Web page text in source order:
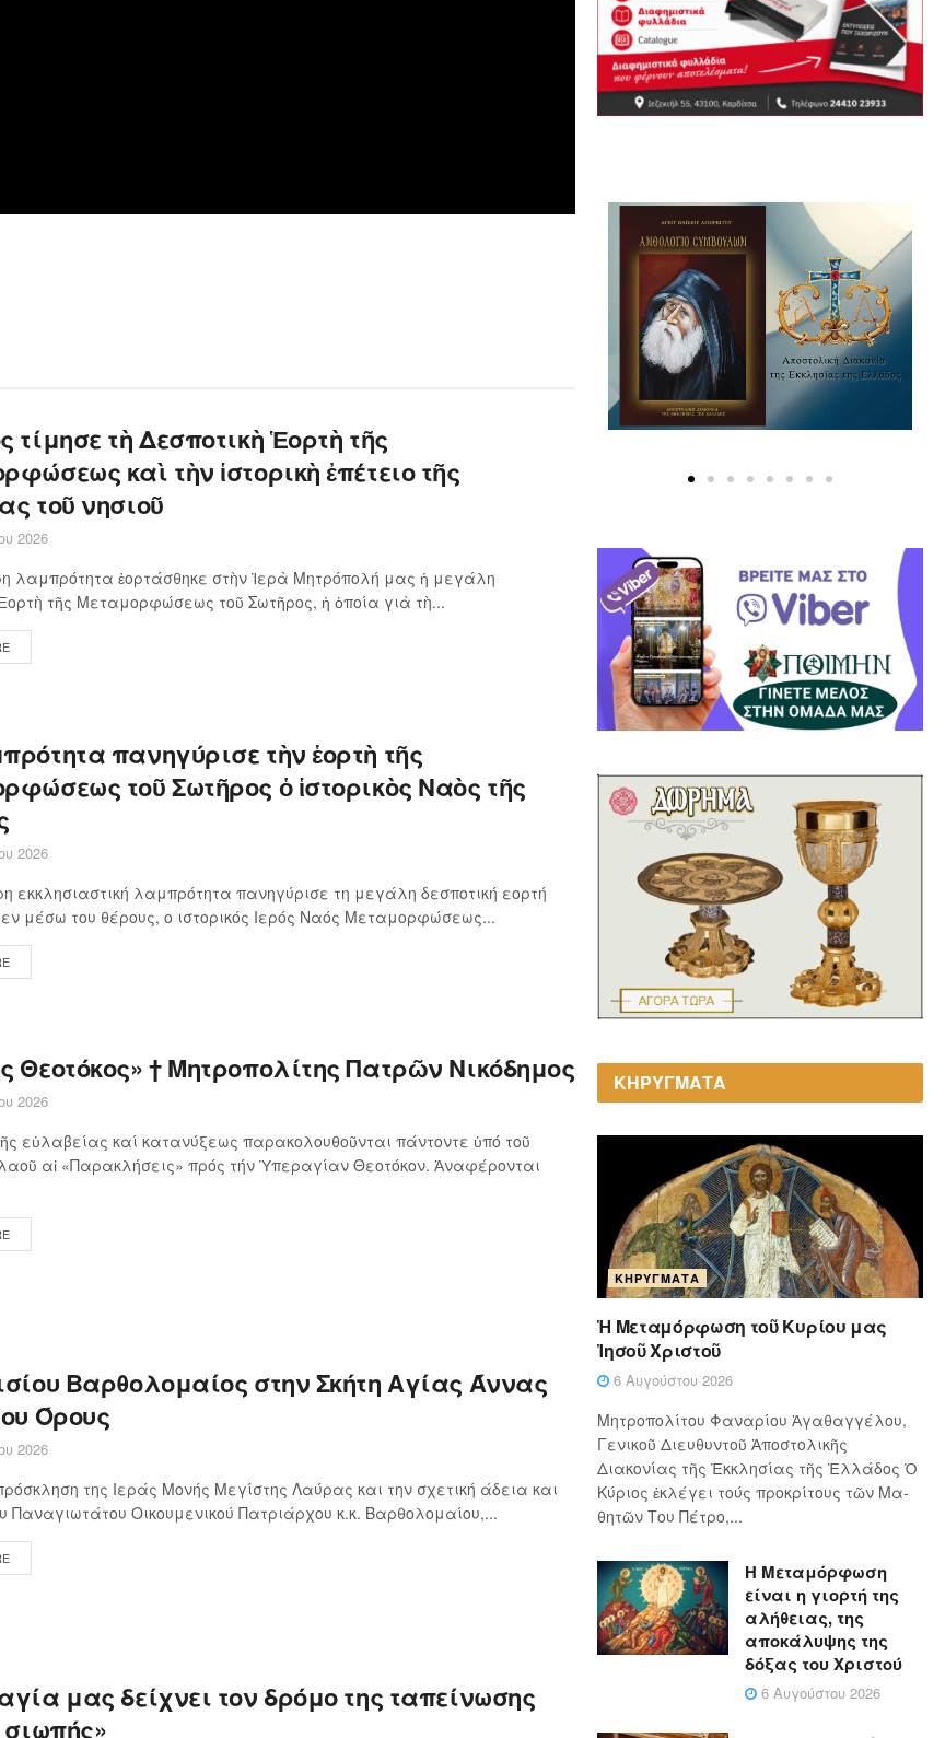
τίμησε τὴ Δεσποτικὴ Ἑορτὴ τῆς
καὶ τὴν ἱστορικὴ ἐπέτειο τῆς
τοῦ νησιοῦ
2026
λαμπρότητα ἑορτάσθηκε στὴν Ἱερὰ Μητρόπολή μας ἡ μεγάλη
τῆς Μεταμορφώσεως τοῦ Σωτῆρος, ἡ ὁποία γιὰ τὴ...
πανηγύρισε τὴν ἑορτὴ τῆς
τοῦ Σωτῆρος ὁ ἱστορικὸς Ναὸς τῆς
2026
εκκλησιαστική λαμπρότητα πανηγύρισε τη μεγάλη δεσποτική εορτή
μέσω του θέρους, ο ιστορικός Ιερός Ναός Μεταμορφώσεως...
Θεοτόκος» † Μητροπολίτης Πατρῶν Νικόδημος
2026
εὐλαβείας καί κατανύξεως παρακολουθοῦνται πάντοντε ὑπό τοῦ
αἱ «Παρακλήσεις» πρός τήν Ὑπεραγίαν Θεοτόκον. Ἀναφέρονται
Βαρθολομαίος στην Σκήτη Αγίας Άννας
Όρους
2026
της Ιεράς Μονής Μεγίστης Λαύρας και την σχετική άδεια και
Παναγιωτάτου Οικουμενικού Πατριάρχου κ.κ. Βαρθολομαίου,...
μας δείχνει τον δρόμο της ταπείνωσης
σιωπής»
ΚΗΡΥΓΜΑΤΑ
ΚΗΡΎΓΜΑΤΑ
Ἡ Μεταμόρφωση τοῦ Κυρίου μας
Ἰησοῦ Χριστοῦ
6 Αυγούστου 2026
Μητροπολίτου Φαναρίου Ἀγαθαγγέλου,
Γενικοῦ Διευθυντοῦ Ἀποστολικῆς
Διακονίας τῆς Ἐκκλησίας τῆς Ἑλλάδος Ὁ
Κύ­ρι­ος ἐκλέγει τούς προ­κρί­τους τῶν Μα­
θη­τῶν Του Πέ­τρο,...
Η Μεταμόρφωση
είναι η γιορτή της
αλήθειας, της
αποκάλυψης της
δόξας του Χριστού
6 Αυγούστου 2026